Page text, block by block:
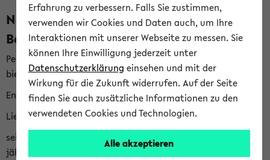
Nachhaltigkeitspreis 2026:
Bewerbungsphase gestartet (06.08.26)
Per E-Mail eingestellt von nachhaltigkeitsbuero@uni-
bielefeld.de an den Verteiler 'Alle Studierenden':
English version below
Liebe Studierende,
seit 2023 verleiht das Rektorat der Universität Bielefeld
jährlich den Nachhaltigkeitspreis für Abschlussarbeiten. Sie
Erfahrung zu verbessern. Falls Sie zustimmen,
verwenden wir Cookies und Daten auch, um Ihre
Interaktionen mit unserer Webseite zu messen. Sie
können Ihre Einwilligung jederzeit unter
Datenschutzerklärung einsehen und mit der
Wirkung für die Zukunft widerrufen. Auf der Seite
finden Sie auch zusätzliche Informationen zu den
verwendeten Cookies und Technologien.
Alle akzeptieren